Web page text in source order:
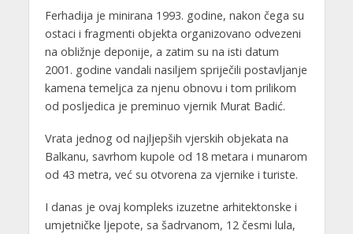
Ferhadija je minirana 1993. godine, nakon čega su
ostaci i fragmenti objekta organizovano odvezeni
na obližnje deponije, a zatim su na isti datum
2001. godine vandali nasiljem spriječili postavljanje
kamena temeljca za njenu obnovu i tom prilikom
od posljedica je preminuo vjernik Murat Badić.
Vrata jednog od najljepših vjerskih objekata na
Balkanu, savrhom kupole od 18 metara i munarom
od 43 metra, već su otvorena za vjernike i turiste.
I danas je ovaj kompleks izuzetne arhitektonske i
umjetničke ljepote, sa šadrvanom, 12 česmi lula,